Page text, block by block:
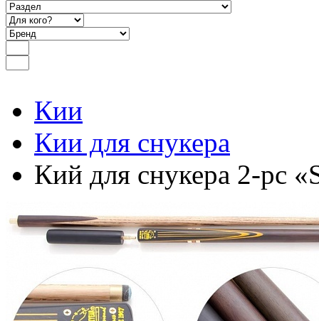
Кии
Кии для снукера
Кий для снукера 2-pc